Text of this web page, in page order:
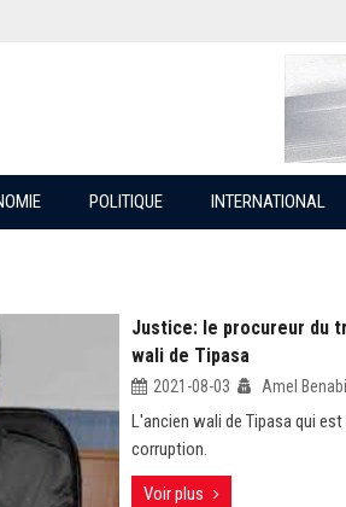
POLITIQUE INTERNATIONAL
Justice: le procureur du
wali de Tipasa
2021-08-03 Amel Benabi
L'ancien wali de Tipasa qui
corruption.
Voir plus